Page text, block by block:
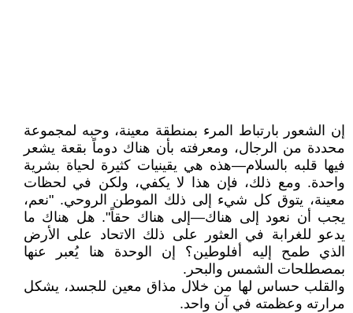
إن الشعور بارتباط المرء بمنطقة معينة، وحبه لمجموعة
محددة من الرجال، ومعرفته بأن هناك دوماً بقعة يشعر
فيها قلبه بالسلام—هذه هي يقينيات كثيرة لحياة بشرية
واحدة. ومع ذلك، فإن هذا لا يكفي، ولكن في لحظات
معينة، يتوق كل شيء إلى ذلك الموطن الروحي. "نعم،
يجب أن نعود إلى هناك—إلى هناك حقاً". هل هناك ما
يدعو للغرابة في العثور على ذلك الاتحاد على الأرض
الذي طمح إليه أفلوطين؟ إن الوحدة هنا يُعبر عنها
بمصطلحات الشمس والبحر.
والقلب حساس لها من خلال مذاق معين للجسد، يشكل
مرارته وعظمته في آن واحد.